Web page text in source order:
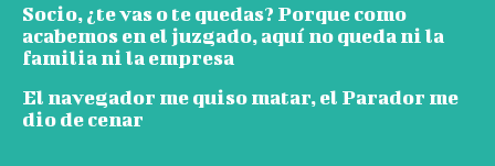
Socio, ¿te vas o te quedas? Porque como
acabemos en el juzgado, aquí no queda ni la
familia ni la empresa
El navegador me quiso matar, el Parador me
dio de cenar